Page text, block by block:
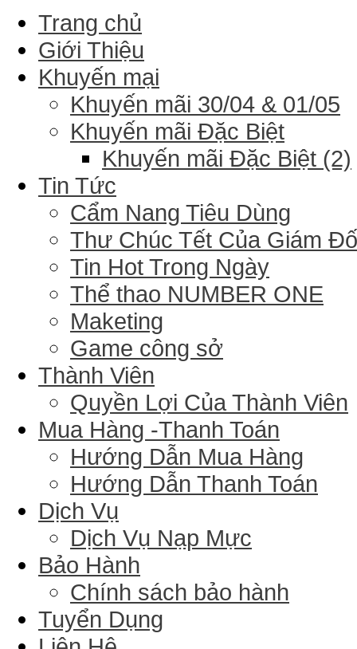
Trang chủ
Giới Thiệu
Khuyến mại
Khuyến mãi 30/04 & 01/05
Khuyến mãi Đặc Biệt
Khuyến mãi Đặc Biệt (2)
Tin Tức
Cẩm Nang Tiêu Dùng
Thư Chúc Tết Của Giám
Tin Hot Trong Ngày
Thể thao NUMBER ONE
Maketing
Game công sở
Thành Viên
Quyền Lợi Của Thành Viên
Mua Hàng -Thanh Toán
Hướng Dẫn Mua Hàng
Hướng Dẫn Thanh Toán
Dịch Vụ
Dịch Vụ Nạp Mực
Bảo Hành
Chính sách bảo hành
Tuyển Dụng